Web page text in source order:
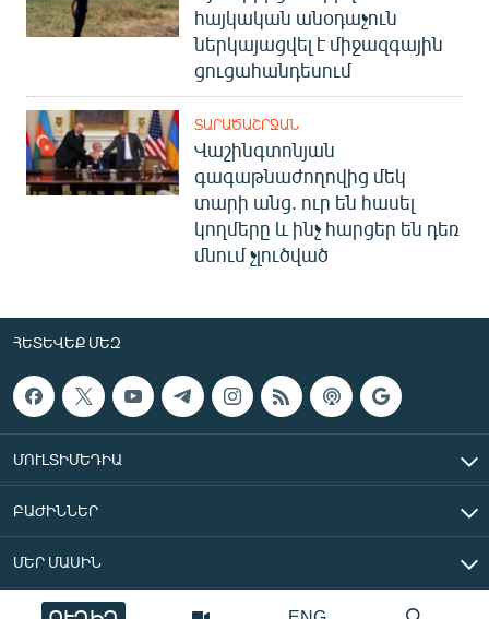
հայկական անօդաչուն
ներկայացվել է միջազգային
ցուցահանդեսում
ՏԱՐԱԾԱՇՐՋԱՆ
Վաշինգտոնյան
գագաթնաժողովից մեկ
տարի անց. ուր են հասել
կողմերը և ինչ հարցեր են դեռ
մնում չլուծված
ՀԵՏԵՎԵՔ ՄԵԶ
ՄՈՒԼՏԻՄԵԴԻԱ
ԲԱԺԻՆՆԵՐ
ՄԵՐ ՄԱՍԻՆ